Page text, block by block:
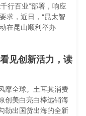
行百业”部署，响应
求，近日，“昆太智
在昆山顺利举办
见创新活力，读
靡全球。土耳其消费
创美白亮白棒远销海
出国货出海的全新